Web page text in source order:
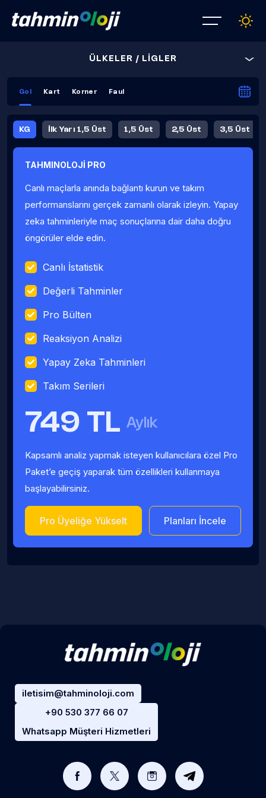
ÜLKELER / LİGLER
Gol Kart Korner Faul
KG İlk Yarı 1,5 Üst 1,5 Üst 2,5 Üst 3,5 Üst
Fauller Ortalama
TAHMINOLOJİ PRO
Canlı maçlarla anında bağlantı kurun ve takım
performanslarını gerçek zamanlı olarak izleyin. Yapay
zeka tahminleriyle maç sonuçlarına dair daha doğru
öngörüler elde edin.
Canlı İstatistik
Değerli Tahminler
Pro Bülten
Reaksiyon Analizi
Yapay Zeka Tahminleri
Takım Serileri
749 TL Aylık
Kapsamlı analiz yapmak isteyen kullanıcılara özel Pro
Paket’e geçiş yaparak tüm özellikleri kullanmaya
başlayabilirsiniz.
Pro Üyeliğe Yükselt Planları İncele
iletisim@tahminoloji.com
+90 530 377 66 07
Whatsapp Müşteri Hizmetleri